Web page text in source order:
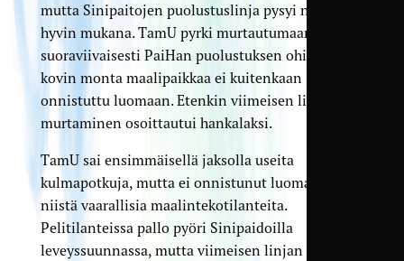
mutta Sinipaitojen puolustuslinja pysyi näissä
hyvin mukana. TamU pyrki murtautumaan
suoraviivaisesti PaiHan puolustuksen ohi, mutta
kovin monta maalipaikkaa ei kuitenkaan
onnistuttu luomaan. Etenkin viimeisen linjan
murtaminen osoittautui hankalaksi.
TamU sai ensimmäisellä jaksolla useita
kulmapotkuja, mutta ei onnistunut luomaan
niistä vaarallisia maalintekotilanteita.
Pelitilanteissa pallo pyöri Sinipaidoilla
leveyssuunnassa, mutta viimeisen linjan